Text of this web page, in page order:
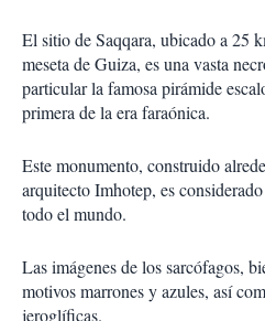
El sitio de Saqqara, ubicado a 25
meseta de Guiza, es una vasta
particular la famosa pirámide
primera de la era faraónica.
Este monumento, construido
arquitecto Imhotep, es
todo el mundo.
Las imágenes de los sarcófagos,
motivos marrones y azules, así
jeroglíficas.